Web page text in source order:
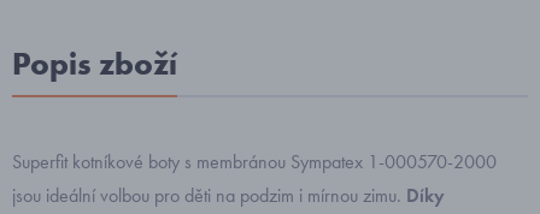
Popis zboží
Superfit kotníkové boty s membránou Sympatex 1-000570-2000
jsou ideální volbou pro děti na podzim i mírnou zimu. Díky